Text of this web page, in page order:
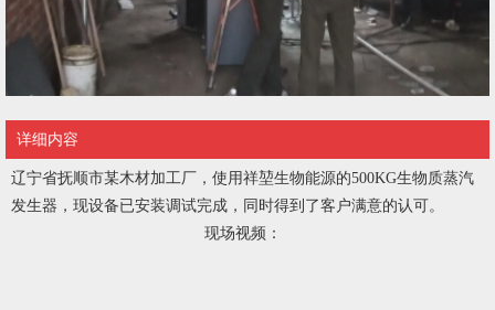
详细内容
辽宁省抚顺市某木材加工厂，使用祥堃生物能源的500KG生物质蒸汽
发生器，现设备已安装调试完成，同时得到了客户满意的认可。
现场视频：